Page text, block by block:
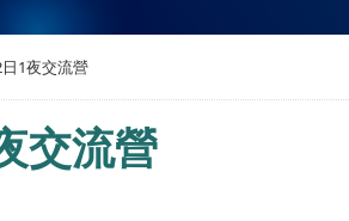
1夜交流營
交流營